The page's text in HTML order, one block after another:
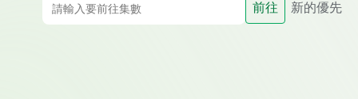
前往 新的優先